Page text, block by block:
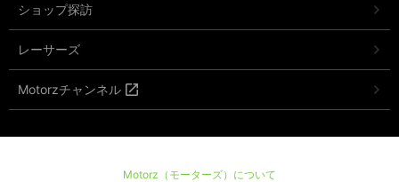
ショップ探訪
レーサーズ
Motorzチャンネル
Motorz（モーターズ）について